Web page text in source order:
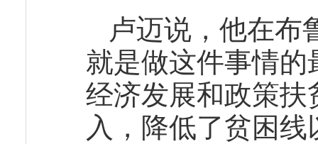
卢迈说，他在布
就是做这件事情
经济发展和政策
入，降低了贫困